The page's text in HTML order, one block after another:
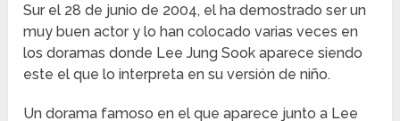
Sur el 28 de junio de 2004, el ha demostrado ser un
muy buen actor y lo han colocado varias veces en
los doramas donde Lee Jung Sook aparece siendo
este el que lo interpreta en su versión de niño.
Un dorama famoso en el que aparece junto a Lee